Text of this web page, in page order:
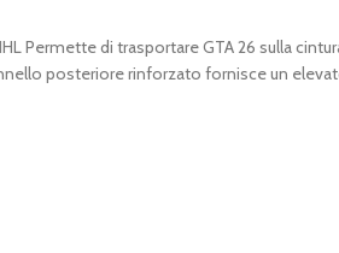
Permette di trasportare GTA 26 sulla
posteriore rinforzato fornisce un